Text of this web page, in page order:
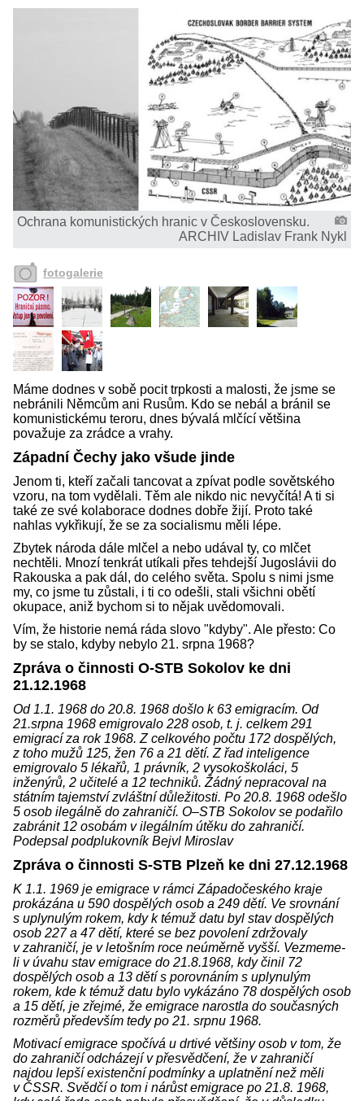
Ochrana komunistických hranic v Československu.
ARCHIV Ladislav Frank Nykl
fotogalerie
Máme dodnes v sobě pocit trpkosti a malosti, že jsme se
nebránili Němcům ani Rusům. Kdo se nebál a bránil se
komunistickému teroru, dnes bývalá mlčící většina
považuje za zrádce a vrahy.
Západní Čechy jako všude jinde
Jenom ti, kteří začali tancovat a zpívat podle sovětského
vzoru, na tom vydělali. Těm ale nikdo nic nevyčítá! A ti si
také ze své kolaborace dodnes dobře žijí. Proto také
nahlas vykřikují, že se za socialismu měli lépe.
Zbytek národa dále mlčel a nebo udával ty, co mlčet
nechtěli. Mnozí tenkrát utíkali přes tehdejší Jugoslávii do
Rakouska a pak dál, do celého světa. Spolu s nimi jsme
my, co jsme tu zůstali, i ti co odešli, stali všichni obětí
okupace, aniž bychom si to nějak uvědomovali.
Vím, že historie nemá ráda slovo "kdyby". Ale přesto: Co
by se stalo, kdyby nebylo 21. srpna 1968?
Zpráva o činnosti O-STB Sokolov ke dni
21.12.1968
Od 1.1. 1968 do 20.8. 1968 došlo k 63 emigracím. Od
21.srpna 1968 emigrovalo 228 osob, t. j. celkem 291
emigrací za rok 1968. Z celkového počtu 172 dospělých,
z toho mužů 125, žen 76 a 21 dětí. Z řad inteligence
emigrovalo 5 lékařů, 1 právník, 2 vysokoškoláci, 5
inženýrů, 2 učitelé a 12 techniků. Žádný nepracoval na
státním tajemství zvláštní důležitosti. Po 20.8. 1968 odešlo
5 osob ilegálně do zahraničí. O–STB Sokolov se podařilo
zabránit 12 osobám v ilegálním útěku do zahraničí.
Podepsal podplukovník Bejvl Miroslav
Zpráva o činnosti S-STB Plzeň ke dni 27.12.1968
K 1.1. 1969 je emigrace v rámci Západočeského kraje
prokázána u 590 dospělých osob a 249 dětí. Ve srovnání
s uplynulým rokem, kdy k témuž datu byl stav dospělých
osob 227 a 47 dětí, které se bez povolení zdržovaly
v zahraničí, je v letošním roce neúměrně vyšší. Vezmeme-
li v úvahu stav emigrace do 21.8.1968, kdy činil 72
dospělých osob a 13 dětí s porovnáním s uplynulým
rokem, kde k témuž datu bylo vykázáno 78 dospělých osob
a 15 dětí, je zřejmé, že emigrace narostla do současných
rozměrů především tedy po 21. srpnu 1968.
Motivací emigrace spočívá u drtivé většiny osob v tom, že
do zahraničí odcházejí v přesvědčení, že v zahraničí
najdou lepší existenční podmínky a uplatnění než měli
v ČSSR. Svědčí o tom i nárůst emigrace po 21.8. 1968,